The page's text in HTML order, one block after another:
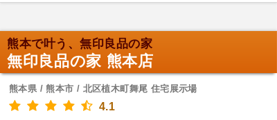
熊本で叶う、無印良品の家
無印良品の家 熊本店
熊本県 / 熊本市 / 北区植木町舞尾 住宅展示場
4.1